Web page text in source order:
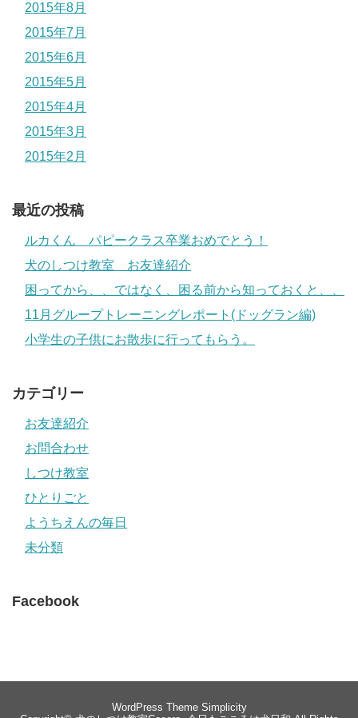
2015年8月
2015年7月
2015年6月
2015年5月
2015年4月
2015年3月
2015年2月
最近の投稿
ルカくん パピークラス卒業おめでとう！
犬のしつけ教室 お友達紹介
困ってから、、ではなく、困る前から知っておくと、、
11月グループトレーニングレポート(ドッグラン編)
小学生の子供にお散歩に行ってもらう。
カテゴリー
お友達紹介
お問合わせ
しつけ教室
ひとりごと
ようちえんの毎日
未分類
Facebook
WordPress Theme Simplicity